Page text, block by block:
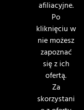
afiliacyjne.
Po
kliknięciu w
nie możesz
zapoznać
się z ich
ofertą.
Za
skorzystani